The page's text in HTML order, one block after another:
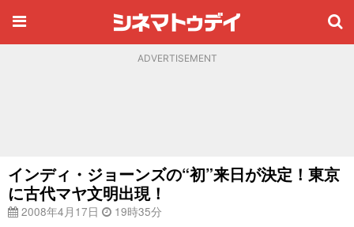
ADVERTISEMENT
インディ・ジョーンズの“初”来日が決定！東京
に古代マヤ文明出現！
2008年4月17日 19時35分